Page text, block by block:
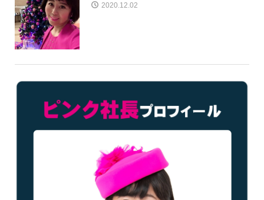
2020.12.02